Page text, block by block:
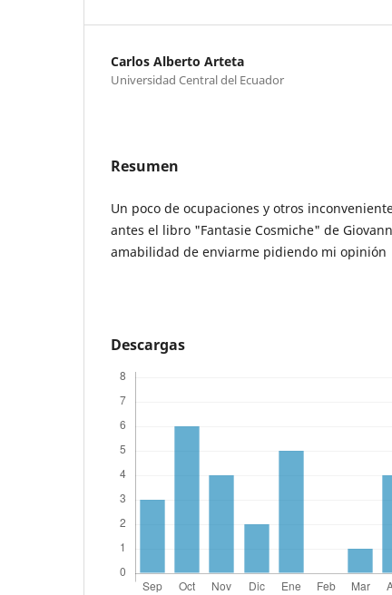
Carlos Alberto Arteta
Universidad Central del Ecuador
Resumen
Un poco de ocupaciones y otros
antes el libro "Fantasie Cosmiche" de
amabilidad de enviarme pidiendo mi opinión
Descargas